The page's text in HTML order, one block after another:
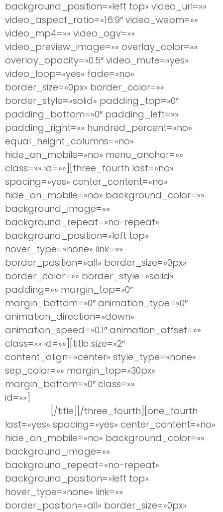
background_position=»left top» video_url=»»
video_aspect_ratio=»16:9″ video_webm=»»
video_mp4=»» video_ogv=»»
video_preview_image=»» overlay_color=»»
overlay_opacity=»0.5″ video_mute=»yes»
video_loop=»yes» fade=»no»
border_size=»0px» border_color=»»
border_style=»solid» padding_top=»0″
padding_bottom=»0″ padding_left=»»
padding_right=»» hundred_percent=»no»
equal_height_columns=»no»
hide_on_mobile=»no» menu_anchor=»»
class=»» id=»»][three_fourth last=»no»
spacing=»yes» center_content=»no»
hide_on_mobile=»no» background_color=»»
background_image=»»
background_repeat=»no-repeat»
background_position=»left top»
hover_type=»none» link=»»
border_position=»all» border_size=»0px»
border_color=»» border_style=»solid»
padding=»» margin_top=»0″
margin_bottom=»0″ animation_type=»0″
animation_direction=»down»
animation_speed=»0.1″ animation_offset=»»
class=»» id=»»][title size=»2″
content_align=»center» style_type=»none»
sep_color=»» margin_top=»30px»
margin_bottom=»0″ class=»»
id=»»]
[/title][/three_fourth][one_fourth
last=»yes» spacing=»yes» center_content=»no»
hide_on_mobile=»no» background_color=»»
background_image=»»
background_repeat=»no-repeat»
background_position=»left top»
hover_type=»none» link=»»
border_position=»all» border_size=»0px»